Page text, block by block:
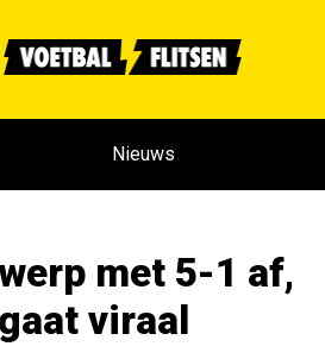
Nieuws
met 5-1 af,
viraal